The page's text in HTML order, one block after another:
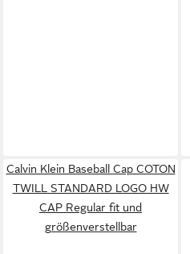
Calvin Klein Baseball Cap COTON
TWILL STANDARD LOGO HW
CAP Regular fit und
größenverstellbar